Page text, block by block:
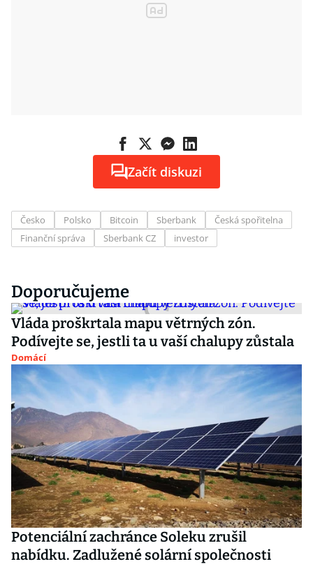
Začít diskuzi
Česko Polsko Bitcoin Sberbank
Česká spořitelna
Finanční správa
Sberbank CZ investor
Doporučujeme
Vláda proškrtala mapu větrných zón.
Podívejte se, jestli ta u vaší chalupy zůstala
Domácí
Potenciální zachránce Soleku zrušil
nabídku. Zadlužené solární společnosti